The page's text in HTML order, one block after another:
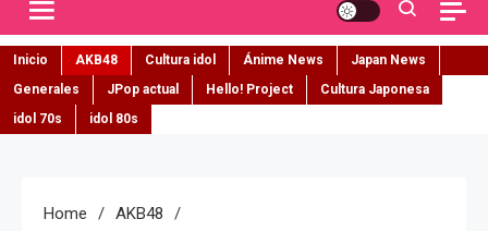
Inicio AKB48 Cultura idol Ánime News
Japan News
Generales
JPop actual Hello! Project
Cultura Japonesa
idol 70s
idol 80s
Home
AKB48